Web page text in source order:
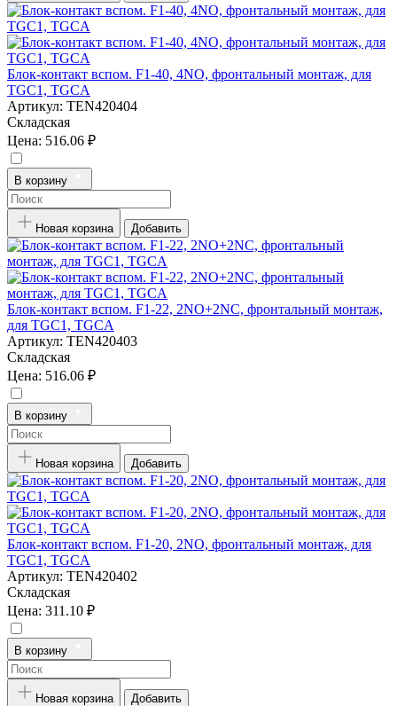
Блок-контакт вспом. F1-40, 4NO, фронтальный монтаж, для
TGC1, TGCA
Артикул: TEN420404
Складская
Цена: 516.06 ₽
В корзину
Новая корзина Добавить
Блок-контакт вспом. F1-22, 2NO+2NC, фронтальный монтаж,
для TGC1, TGCA
Артикул: TEN420403
Складская
Цена: 516.06 ₽
В корзину
Новая корзина Добавить
Блок-контакт вспом. F1-20, 2NO, фронтальный монтаж, для
TGC1, TGCA
Артикул: TEN420402
Складская
Цена: 311.10 ₽
В корзину
Новая корзина Добавить